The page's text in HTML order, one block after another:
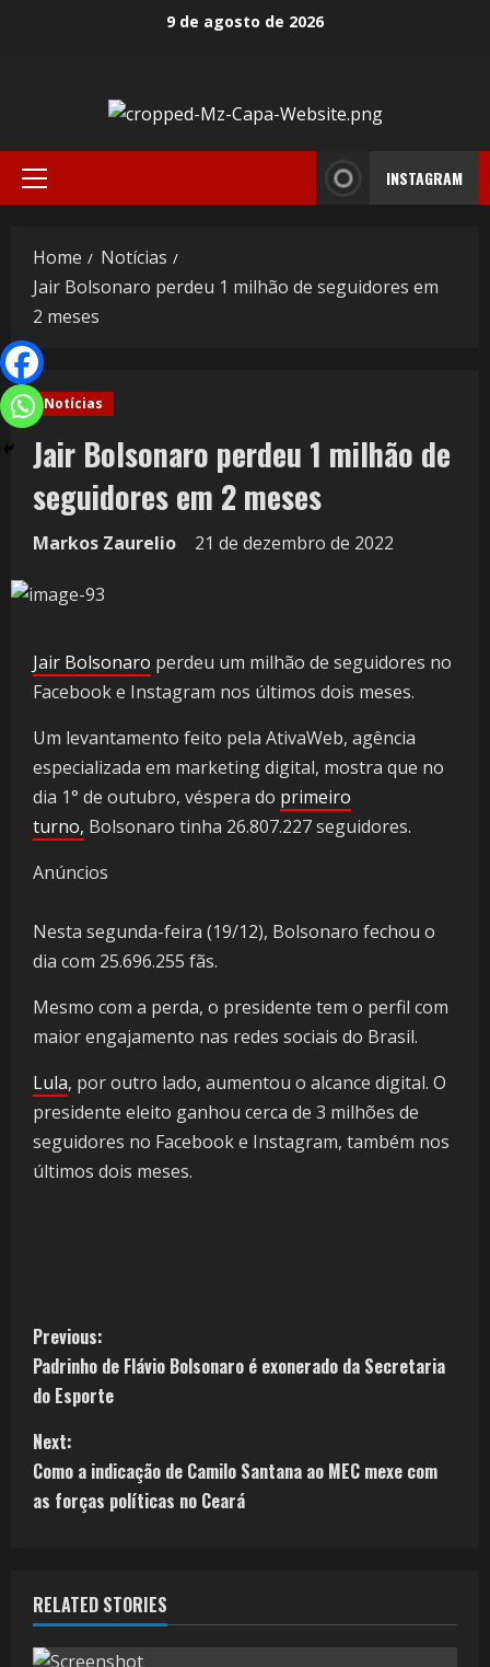
9 de agosto de 2026
INSTAGRAM
Home
Notícias
Jair Bolsonaro perdeu 1 milhão de seguidores em
2 meses
Notícias
Jair Bolsonaro perdeu 1 milhão de
seguidores em 2 meses
Markos Zaurelio 21 de dezembro de 2022
Jair Bolsonaro perdeu um milhão de seguidores no
Facebook e Instagram nos últimos dois meses.
Um levantamento feito pela AtivaWeb, agência
especializada em marketing digital, mostra que no
dia 1° de outubro, véspera do primeiro
turno, Bolsonaro tinha 26.807.227 seguidores.
Anúncios
Nesta segunda-feira (19/12), Bolsonaro fechou o
dia com 25.696.255 fãs.
Mesmo com a perda, o presidente tem o perfil com
maior engajamento nas redes sociais do Brasil.
Lula, por outro lado, aumentou o alcance digital. O
presidente eleito ganhou cerca de 3 milhões de
seguidores no Facebook e Instagram, também nos
últimos dois meses.
Previous:
Padrinho de Flávio Bolsonaro é exonerado da Secretaria
do Esporte
Next:
Como a indicação de Camilo Santana ao MEC mexe com
as forças políticas no Ceará
RELATED STORIES